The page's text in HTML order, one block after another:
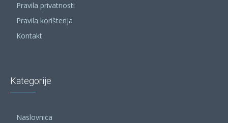
Pravila privatnosti
Pravila korištenja
Kontakt
Kategorije
Naslovnica